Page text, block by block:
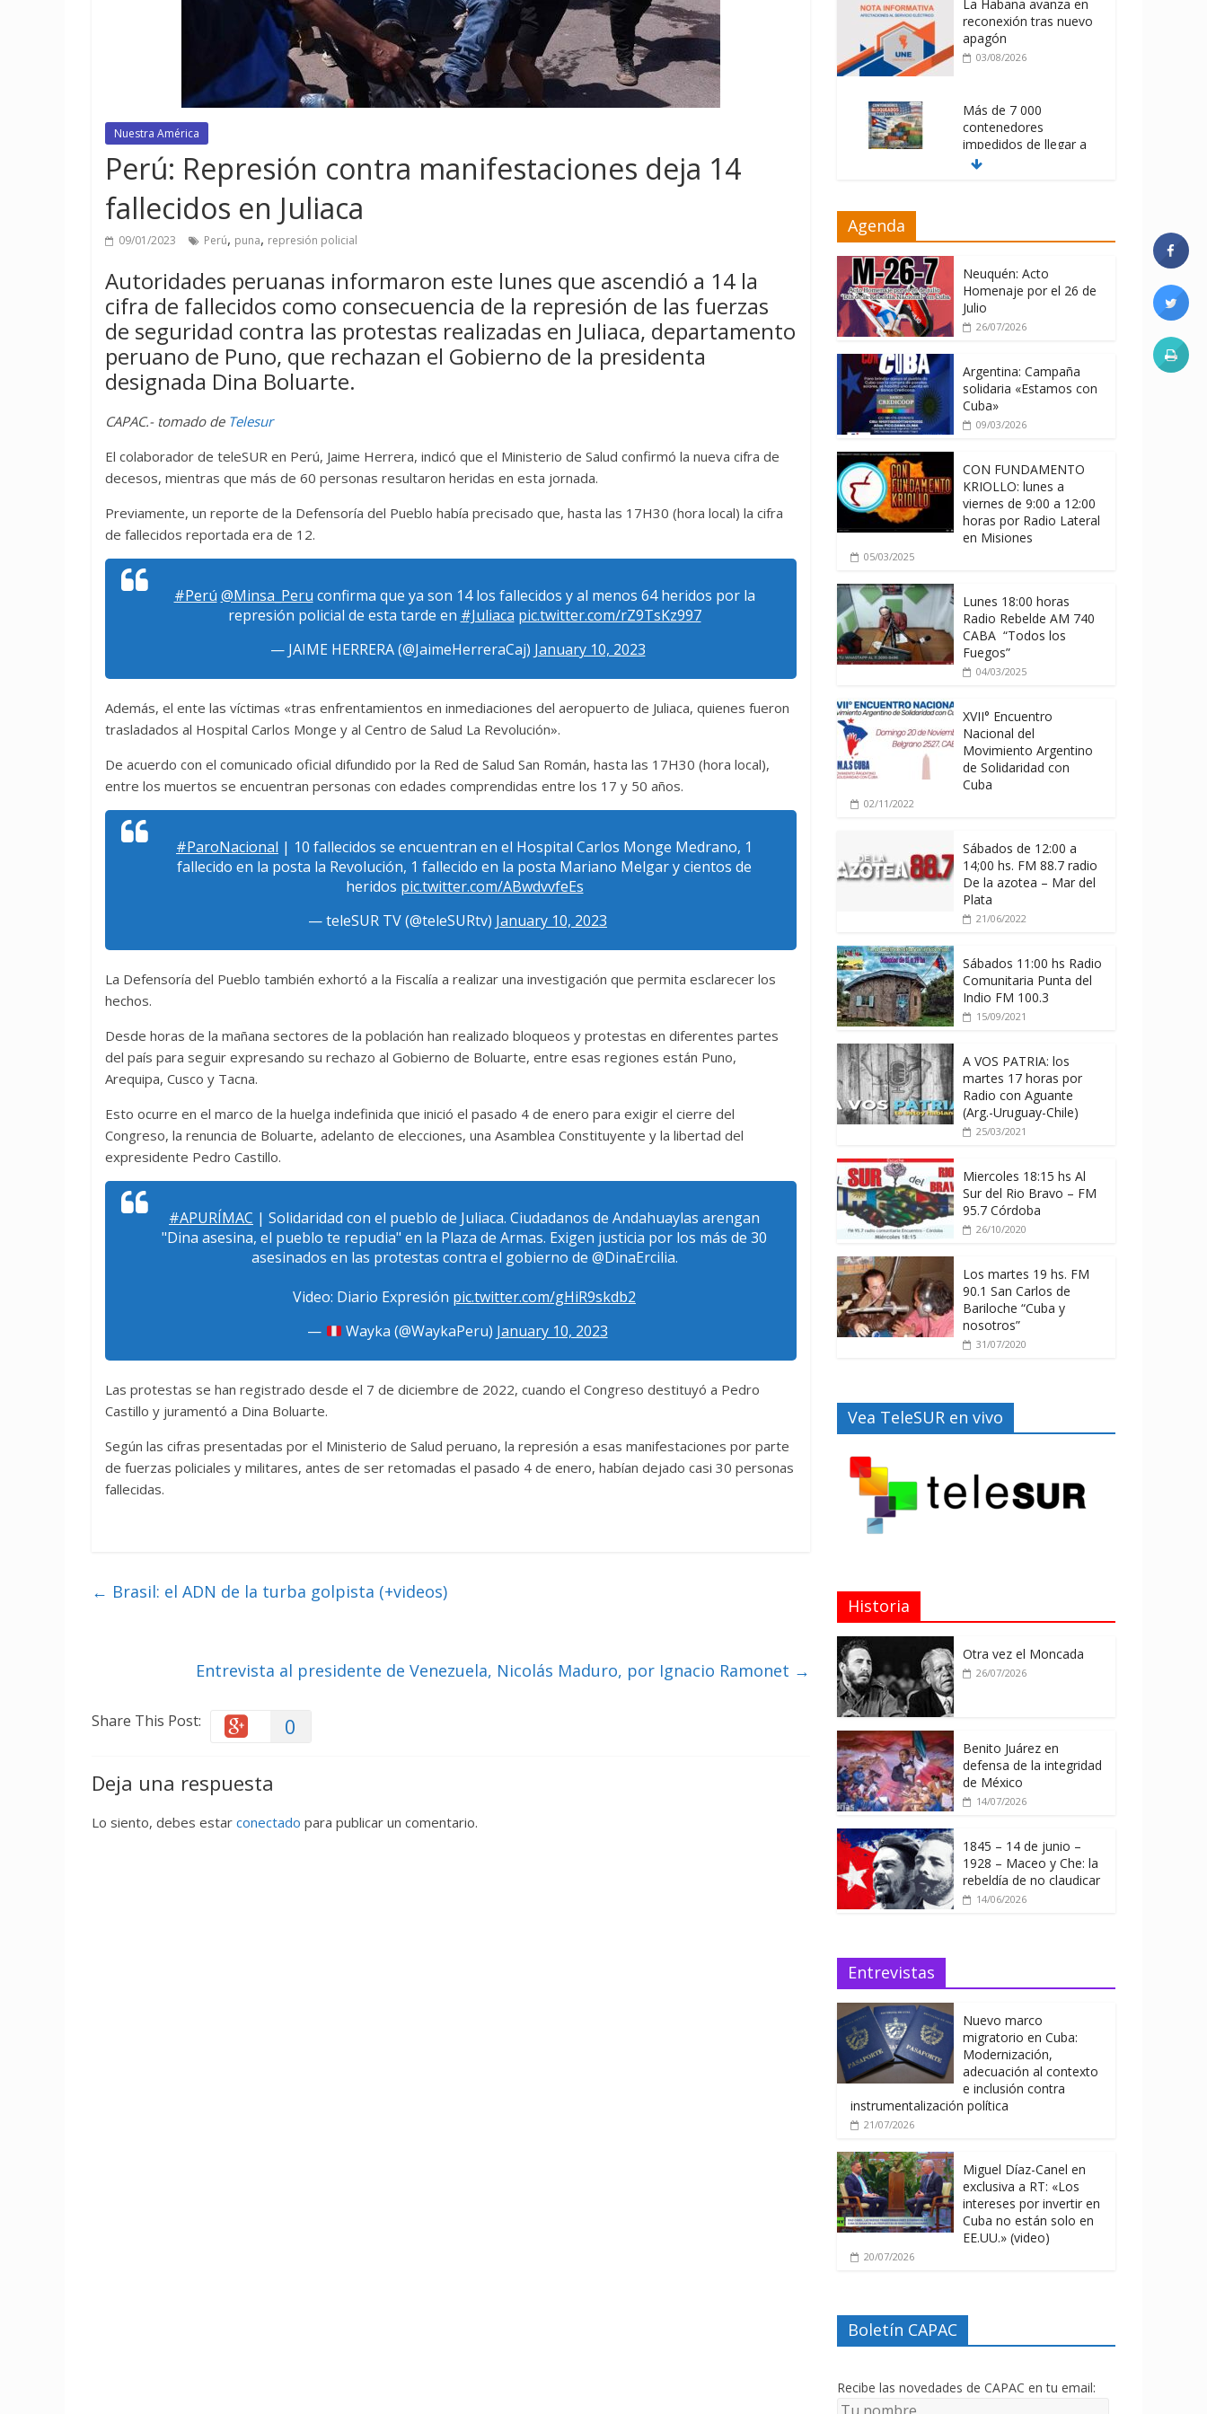
Nuestra América
Perú: Represión contra manifestaciones deja 14
fallecidos en Juliaca
09/01/2023 Perú, puna, represión policial
Autoridades peruanas informaron este lunes que ascendió a 14 la
cifra de fallecidos como consecuencia de la represión de las fuerzas
de seguridad contra las protestas realizadas en Juliaca, departamento
peruano de Puno, que rechazan el Gobierno de la presidenta
designada Dina Boluarte.
CAPAC.- tomado de Telesur
El colaborador de teleSUR en Perú, Jaime Herrera, indicó que el Ministerio de Salud confirmó la nueva cifra de
decesos, mientras que más de 60 personas resultaron heridas en esta jornada.
Previamente, un reporte de la Defensoría del Pueblo había precisado que, hasta las 17H30 (hora local) la cifra
de fallecidos reportada era de 12.
#Perú @Minsa_Peru confirma que ya son 14 los fallecidos y al menos 64 heridos por la
represión policial de esta tarde en #Juliaca pic.twitter.com/rZ9TsKz997
— JAIME HERRERA (@JaimeHerreraCaj) January 10, 2023
Además, el ente las víctimas «tras enfrentamientos en inmediaciones del aeropuerto de Juliaca, quienes fueron
trasladados al Hospital Carlos Monge y al Centro de Salud La Revolución».
De acuerdo con el comunicado oficial difundido por la Red de Salud San Román, hasta las 17H30 (hora local),
entre los muertos se encuentran personas con edades comprendidas entre los 17 y 50 años.
#ParoNacional | 10 fallecidos se encuentran en el Hospital Carlos Monge Medrano, 1
fallecido en la posta la Revolución, 1 fallecido en la posta Mariano Melgar y cientos de
heridos pic.twitter.com/ABwdvvfeEs
— teleSUR TV (@teleSURtv) January 10, 2023
La Defensoría del Pueblo también exhortó a la Fiscalía a realizar una investigación que permita esclarecer los
hechos.
Desde horas de la mañana sectores de la población han realizado bloqueos y protestas en diferentes partes
del país para seguir expresando su rechazo al Gobierno de Boluarte, entre esas regiones están Puno,
Arequipa, Cusco y Tacna.
Esto ocurre en el marco de la huelga indefinida que inició el pasado 4 de enero para exigir el cierre del
Congreso, la renuncia de Boluarte, adelanto de elecciones, una Asamblea Constituyente y la libertad del
expresidente Pedro Castillo.
#APURÍMAC | Solidaridad con el pueblo de Juliaca. Ciudadanos de Andahuaylas arengan
"Dina asesina, el pueblo te repudia" en la Plaza de Armas. Exigen justicia por los más de 30
asesinados en las protestas contra el gobierno de @DinaErcilia.
Video: Diario Expresión pic.twitter.com/gHiR9skdb2
—
Wayka (@WaykaPeru) January 10, 2023
Las protestas se han registrado desde el 7 de diciembre de 2022, cuando el Congreso destituyó a Pedro
Castillo y juramentó a Dina Boluarte.
Según las cifras presentadas por el Ministerio de Salud peruano, la represión a esas manifestaciones por parte
de fuerzas policiales y militares, antes de ser retomadas el pasado 4 de enero, habían dejado casi 30 personas
fallecidas.
← Brasil: el ADN de la turba golpista (+videos)
Entrevista al presidente de Venezuela, Nicolás Maduro, por Ignacio Ramonet →
Share This Post: 0
Deja una respuesta
Lo siento, debes estar conectado para publicar un comentario.
La Habana avanza en
reconexión tras nuevo
apagón
03/08/2026
Más de 7 000
contenedores
impedidos de llegar a
Cuba
memorándum con
04/08/2026
Agenda
Neuquén: Acto
Homenaje por el 26 de
Julio
26/07/2026
Argentina: Campaña
solidaria «Estamos con
Cuba»
09/03/2026
CON FUNDAMENTO
KRIOLLO: lunes a
viernes de 9:00 a 12:00
horas por Radio Lateral
en Misiones
05/03/2025
Lunes 18:00 horas
Radio Rebelde AM 740
CABA “Todos los
Fuegos”
04/03/2025
XVII° Encuentro
Nacional del
Movimiento Argentino
de Solidaridad con
Cuba
02/11/2022
Sábados de 12:00 a
14;00 hs. FM 88.7 radio
De la azotea – Mar del
Plata
21/06/2022
Sábados 11:00 hs Radio
Comunitaria Punta del
Indio FM 100.3
15/09/2021
A VOS PATRIA: los
martes 17 horas por
Radio con Aguante
(Arg.-Uruguay-Chile)
25/03/2021
Miercoles 18:15 hs Al
Sur del Rio Bravo – FM
95.7 Córdoba
26/10/2020
Los martes 19 hs. FM
90.1 San Carlos de
Bariloche “Cuba y
nosotros”
31/07/2020
Vea TeleSUR en vivo
Historia
Otra vez el Moncada
26/07/2026
Benito Juárez en
defensa de la integridad
de México
14/07/2026
1845 – 14 de junio –
1928 – Maceo y Che: la
rebeldía de no claudicar
14/06/2026
Entrevistas
Nuevo marco
migratorio en Cuba:
Modernización,
adecuación al contexto
e inclusión contra
instrumentalización política
21/07/2026
Miguel Díaz-Canel en
exclusiva a RT: «Los
intereses por invertir en
Cuba no están solo en
EE.UU.» (video)
20/07/2026
Boletín CAPAC
Recibe las novedades de CAPAC en tu email: